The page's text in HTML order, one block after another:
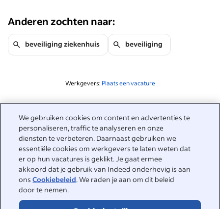
We gebruiken cookies om content en advertenties te
personaliseren, traffic te analyseren en onze
diensten te verbeteren. Daarnaast gebruiken we
essentiële cookies om werkgevers te laten weten dat
er op hun vacatures is geklikt. Je gaat ermee
akkoord dat je gebruik van Indeed onderhevig is aan
onsCookiebeleid. We raden je aan om dit beleid
door te nemen.
Anderen zochten naar:
beveiliging ziekenhuis beveiliging
Werkgevers: Plaats een vacature
Gerelateerd aan deze zoekopdracht
&nbsp;
Inloggen
&nbsp;
Werkzoekenden
Help
&nbsp;
Werkgevers